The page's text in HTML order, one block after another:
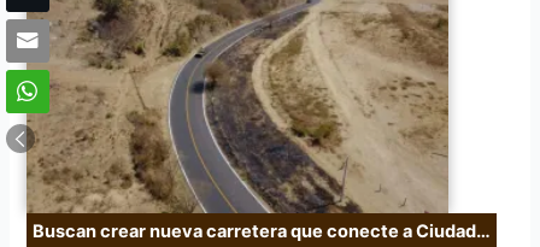
Buscan crear nueva carretera que conecte a Ciudad…